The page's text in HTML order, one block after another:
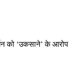
को ‘उकसाने’ के आरोप